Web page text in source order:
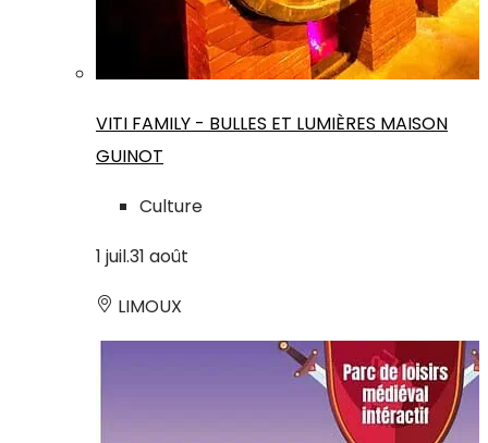
VITI FAMILY - BULLES ET LUMIÈRES MAISON
GUINOT
Culture
1 juil.31 août
LIMOUX